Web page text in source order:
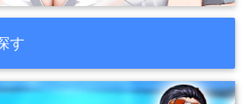
す